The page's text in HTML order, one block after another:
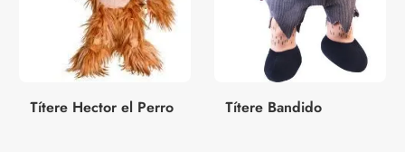
Títere Hector el Perro Títere Bandido